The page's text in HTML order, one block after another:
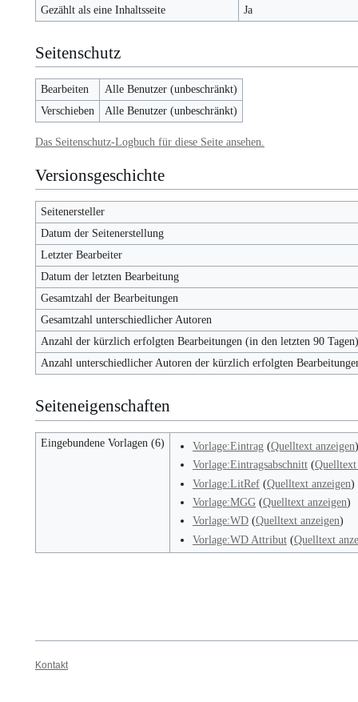
Gezählt als eine Inhaltsseite
Ja
Seitenschutz
Bearbeiten
Alle Benutzer (unbeschränkt)
Verschieben
Alle Benutzer (unbeschränkt)
Das Seitenschutz-Logbuch für diese Seite ansehen.
Versionsgeschichte
Seitenersteller
Datum der Seitenerstellung
Letzter Bearbeiter
Datum der letzten Bearbeitung
Gesamtzahl der Bearbeitungen
Gesamtzahl unterschiedlicher Autoren
Anzahl der kürzlich erfolgten Bearbeitungen (in den letzten 90 Tagen)
Anzahl unterschiedlicher Autoren der kürzlich erfolgten
Seiteneigenschaften
Eingebundene Vorlagen (6) Vorlage:Eintrag(Quelltext anzeigen)
Vorlage:Eintragsabschnitt(Quelltext
Vorlage:LitRef(Quelltext anzeigen)
Vorlage:MGG(Quelltext anzeigen)
Vorlage:WD(Quelltext anzeigen)
Vorlage:WD Attribut(Quelltext
Kontakt